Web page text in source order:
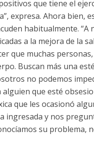
que tiene el
expresa. Ahora bien,
habitualmente.
a la mejora de la
que muchas
Buscan más una
no podemos
que esté
que les ocasionó
ingresada y nos
su problema,